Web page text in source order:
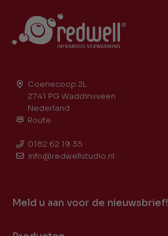
Coenecoop 2L
2741 PG Waddinxveen
Nederland
Route
0182 62 19 35
info@redwellstudio.nl
Meld u aan voor de nieuwsbrief!